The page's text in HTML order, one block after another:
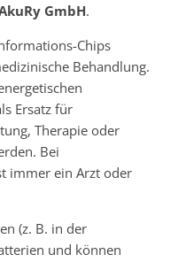
GmbH.
Chips
Behandlung.
Ersatz für
Therapie oder
Bei
immer ein Arzt oder
(z. B. in der
und können